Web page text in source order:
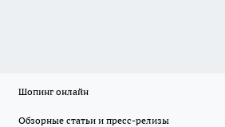
Шопинг онлайн
Обзорные статьи и пресс-релизы